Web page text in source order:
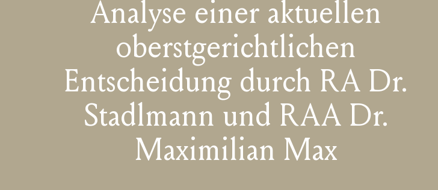
Analyse einer aktuellen
oberstgerichtlichen
Entscheidung durch RA Dr.
Stadlmann und RAA Dr.
Maximilian Max